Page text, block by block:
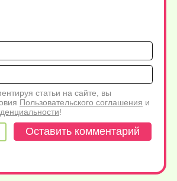
Имя*
статьи на сайте, вы
Пользовательского соглашения и
!